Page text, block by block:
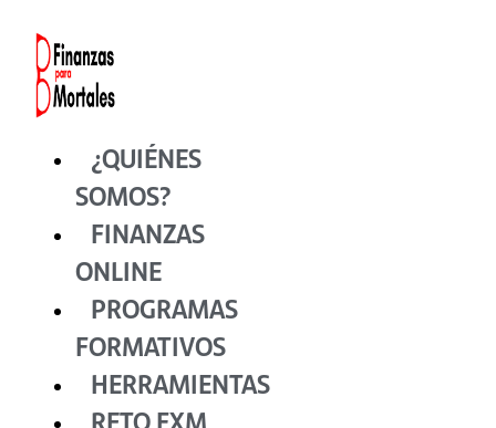
contenido
¿QUIÉNES
SOMOS?
FINANZAS
ONLINE
PROGRAMAS
FORMATIVOS
HERRAMIENTAS
RETO FXM